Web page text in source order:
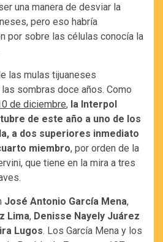
una manera de desviar la
pero eso habría
por sobre las células conocía la
las mulas tijuaneses
sombras doce años. Como
de diciembre, la Interpol
de este año a uno de los
a dos superiores inmediato
miembro, por orden de la
que tiene en la mira a tres
José Antonio García Mena,
Lima, Denisse Nayely Juárez
Lugos. Los García Mena y los